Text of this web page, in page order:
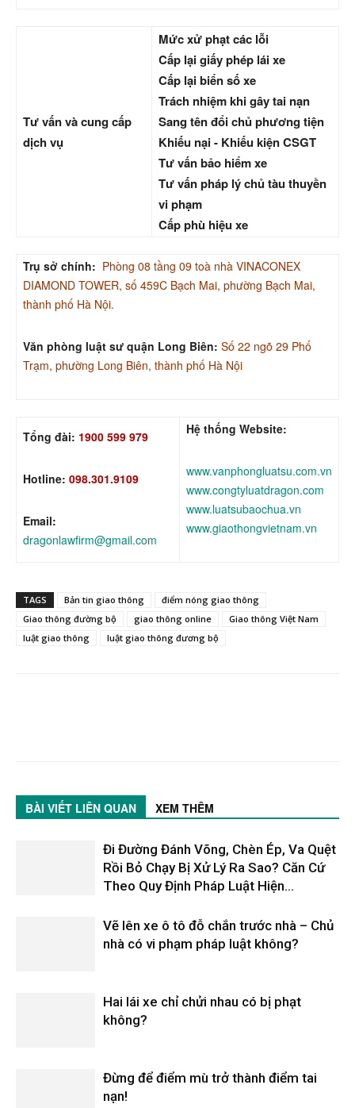
Tư vấn và cung cấp
dịch vụ
Mức xử phạt các lỗi
Cấp lại giấy phép lái xe
Cấp lại biển số xe
Trách nhiệm khi gây tai nạn
Sang tên đổi chủ phương tiện
Khiếu nại - Khiếu kiện CSGT
Tư vấn bảo hiểm xe
Tư vấn pháp lý chủ tàu thuyền
vi phạm
Cấp phù hiệu xe
Trụ sở chính: Phòng 08 tầng 09 toà nhà VINACONEX
DIAMOND TOWER, số 459C Bạch Mai, phường Bạch Mai,
thành phố Hà Nội.
Văn phòng luật sư quận Long Biên: Số 22 ngõ 29 Phố
Trạm, phường Long Biên, thành phố Hà Nội
Tổng đài: 1900 599 979
Hotline: 098.301.9109
Email:
dragonlawfirm@gmail.com
Hệ thống Website:
www.vanphongluatsu.com.vn
www.congtyluatdragon.com
www.luatsubaochua.vn
www.giaothongvietnam.vn
TAGS Bản tin giao thông
điểm nóng giao thông
Giao thông đường bộ
giao thông online
Giao thông Việt Nam
luật giao thông
luật giao thông đương bộ
BÀI VIẾT LIÊN QUAN XEM THÊM
Đi Đường Đánh Võng, Chèn Ép, Va Quệt
Rồi Bỏ Chạy Bị Xử Lý Ra Sao? Căn Cứ
Theo Quy Định Pháp Luật Hiện...
Vẽ lên xe ô tô đỗ chắn trước nhà – Chủ
nhà có vi phạm pháp luật không?
Hai lái xe chỉ chửi nhau có bị phạt
không?
Đừng để điểm mù trở thành điểm tai
nạn!